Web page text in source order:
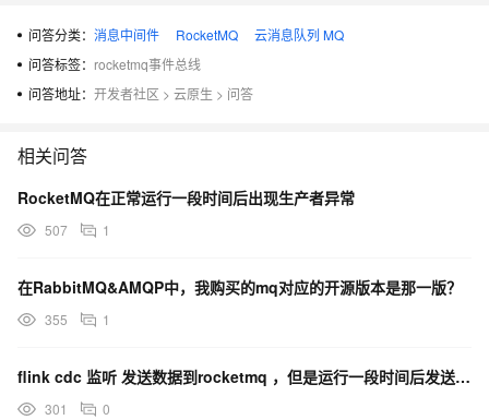
问答分类： 消息中间件 RocketMQ
云消息队列 MQ
问答标签： rocketmq事件总线
问答地址： 开发者社区 > 云原生 > 问答
相关问答
RocketMQ在正常运行一段时间后出现生产者异常
507 1
在RabbitMQ&AMQP中，我购买的mq对应的开源版本是那一版？
355 1
flink cdc 监听 发送数据到rocketmq ，但是运行一段时间后发送失败 怎么办?
301 0